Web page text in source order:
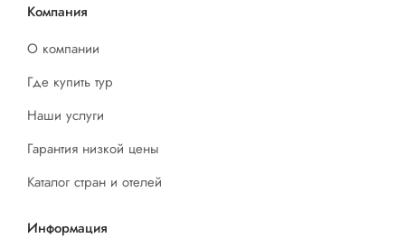
Компания
О компании
Где купить тур
Наши услуги
Гарантия низкой цены
Каталог стран и отелей
Информация